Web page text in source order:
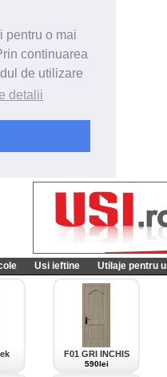
pentru o mai
continuarea
de utilizare
detalii
Usi ieftine Utilaje pentru
F01 GRI INCHIS
590lei